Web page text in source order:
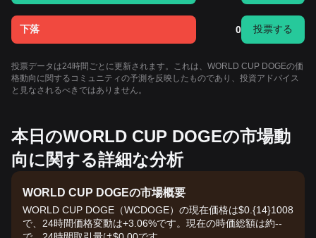
下落 0 投票する
投票データは24時間ごとに更新されます。これは、WORLD CUP DOGEの価
格動向に関するコミュニティの予測を反映したものであり、投資アドバイス
と見なされるべきではありません。
本日のWORLD CUP DOGEの市場動
向に関する詳細な分析
WORLD CUP DOGEの市場概要
WORLD CUP DOGE（WCDOGE）の現在価格は$0.{14}1008
で、24時間価格変動は+3.06%です。現在の時価総額は約--